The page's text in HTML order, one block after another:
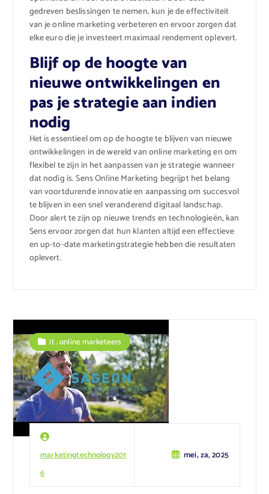
gedreven beslissingen te nemen, kun je de effectiviteit
van je online marketing verbeteren en ervoor zorgen dat
elke euro die je investeert maximaal rendement oplevert.
Blijf op de hoogte van
nieuwe ontwikkelingen en
pas je strategie aan indien
nodig
Het is essentieel om op de hoogte te blijven van nieuwe
ontwikkelingen in de wereld van online marketing en om
flexibel te zijn in het aanpassen van je strategie wanneer
dat nodig is. Sens Online Marketing begrijpt het belang
van voortdurende innovatie en aanpassing om succesvol
te blijven in een snel veranderend digitaal landschap.
Door alert te zijn op nieuwe trends en technologieën, kan
Sens ervoor zorgen dat hun klanten altijd een effectieve
en up-to-date marketingstrategie hebben die resultaten
oplevert.
marketingtechnology201
6
mei, za, 2025
it,online marketeers